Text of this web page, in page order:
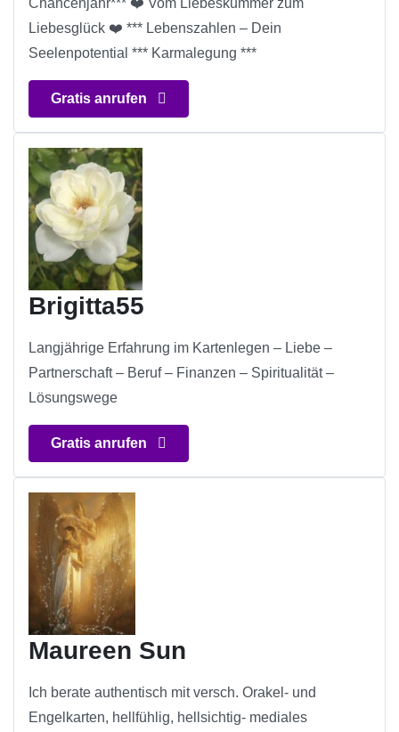
Chancenjahr*** ❤️ Vom Liebeskummer zum
Liebesglück ❤️ *** Lebenszahlen – Dein
Seelenpotential *** Karmalegung ***
Gratis anrufen
Brigitta55
Langjährige Erfahrung im Kartenlegen – Liebe –
Partnerschaft – Beruf – Finanzen – Spiritualität –
Lösungswege
Gratis anrufen
Maureen Sun
Ich berate authentisch mit versch. Orakel- und
Engelkarten, hellfühlig, hellsichtig- mediales